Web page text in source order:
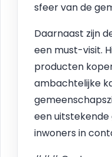
sfeer van de
Daarnaast zijn
een must-visit.
producten
ambachtelijke
een
inwoners in